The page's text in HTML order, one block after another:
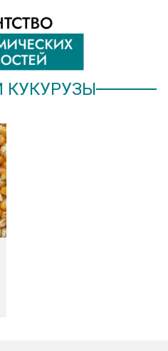
КУКУРУЗЫ